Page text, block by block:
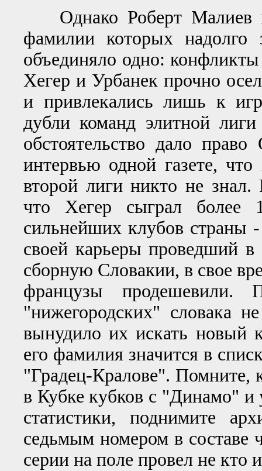
Однако Роберт Малиев
фамилии которых
объединяло одно:
Хегер и Урбанек прочно
и привлекались лишь к
дубли команд элитной
обстоятельство дало
интервью одной газете,
второй лиги никто не
что Хегер сыграл
сильнейших клубов страны
своей карьеры проведший
сборную Словакии, в свое
французы продешевили.
"нижегородских" словака
вынудило их искать новый
его фамилия значится в
"Градец-Кралове". Помните,
в Кубке кубков с "Динамо" и
статистики, поднимите
седьмым номером в составе
серии на поле провел не кто